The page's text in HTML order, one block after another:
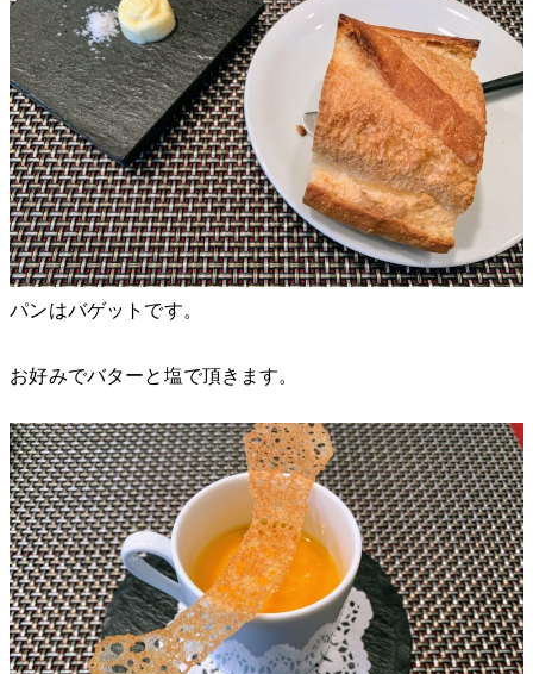
パンはバゲットです。
お好みでバターと塩で頂きます。